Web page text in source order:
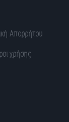
Απορρήτου
χρήσης